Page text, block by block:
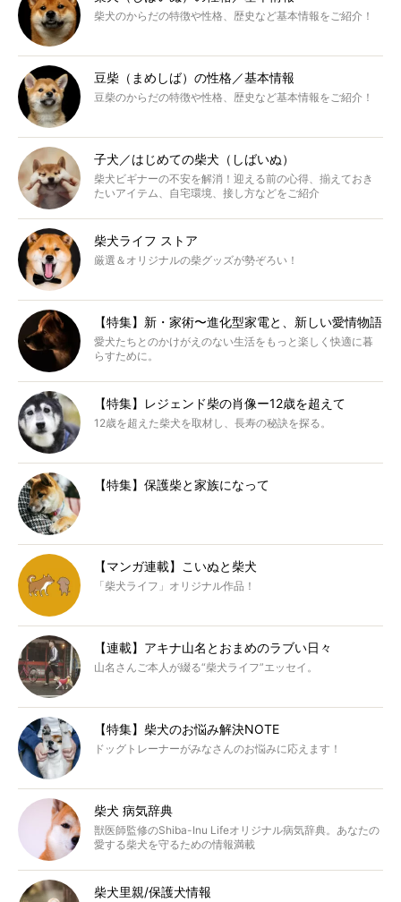
柴犬のからだの特徴や性格、歴史など基本情報をご紹介！
豆柴（まめしば）の性格／基本情報
豆柴のからだの特徴や性格、歴史など基本情報をご紹介！
子犬／はじめての柴犬（しばいぬ）
柴犬ビギナーの不安を解消！迎える前の心得、揃えておき
たいアイテム、自宅環境、接し方などをご紹介
柴犬ライフ ストア
厳選＆オリジナルの柴グッズが勢ぞろい！
【特集】新・家術〜進化型家電と、新しい愛情物語
愛犬たちとのかけがえのない生活をもっと楽しく快適に暮
らすために。
【特集】レジェンド柴の肖像ー12歳を超えて
12歳を超えた柴犬を取材し、長寿の秘訣を探る。
【特集】保護柴と家族になって
【マンガ連載】こいぬと柴犬
「柴犬ライフ」オリジナル作品！
【連載】アキナ山名とおまめのラブい日々
山名さんご本人が綴る“柴犬ライフ”エッセイ。
【特集】柴犬のお悩み解決NOTE
ドッグトレーナーがみなさんのお悩みに応えます！
柴犬 病気辞典
獣医師監修のShiba-Inu Lifeオリジナル病気辞典。あなたの
愛する柴犬を守るための情報満載
柴犬里親/保護犬情報